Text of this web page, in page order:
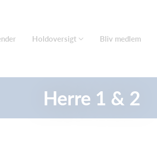
Holdoversigt Bliv medlem
Herre 1 & 2